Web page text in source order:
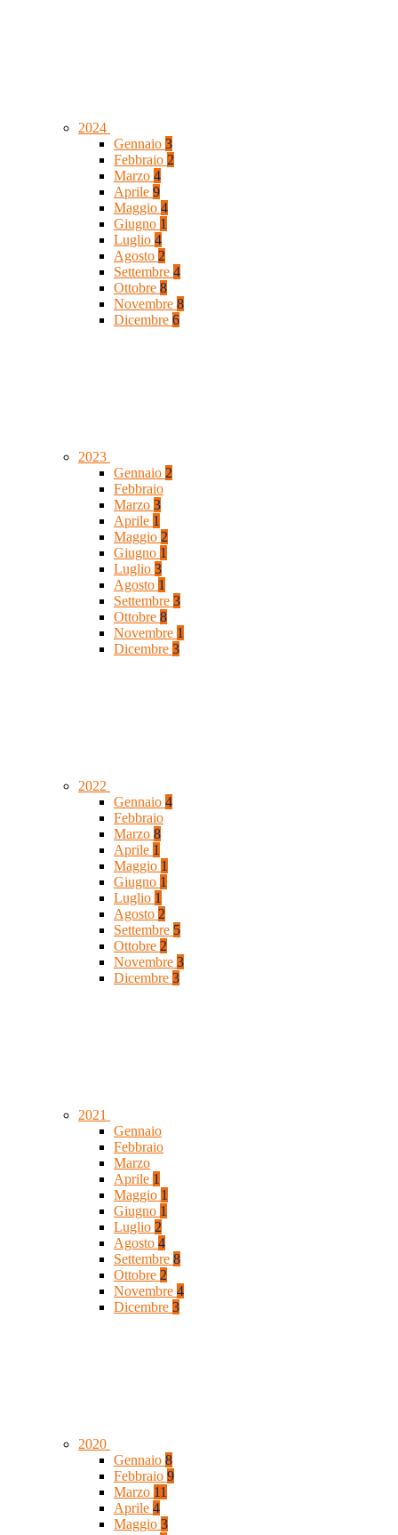
2024
Gennaio 3
Febbraio 2
Marzo 4
Aprile 9
Maggio 4
Giugno 1
Luglio 4
Agosto 2
Settembre 4
Ottobre 8
Novembre 8
Dicembre 6
2023
Gennaio 2
Febbraio
Marzo 3
Aprile 1
Maggio 2
Giugno 1
Luglio 3
Agosto 1
Settembre 3
Ottobre 8
Novembre 1
Dicembre 3
2022
Gennaio 4
Febbraio
Marzo 8
Aprile 1
Maggio 1
Giugno 1
Luglio 1
Agosto 2
Settembre 5
Ottobre 2
Novembre 3
Dicembre 3
2021
Gennaio
Febbraio
Marzo
Aprile 1
Maggio 1
Giugno 1
Luglio 2
Agosto 4
Settembre 8
Ottobre 2
Novembre 4
Dicembre 3
2020
Gennaio 8
Febbraio 9
Marzo 11
Aprile 4
Maggio 3